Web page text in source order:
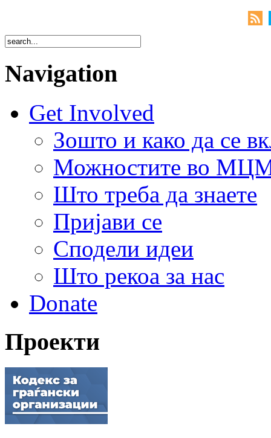
Navigation
Get Involved
Зошто и како да се
Можностите во
Што треба да знаете
Пријави се
Сподели идеи
Што рекоа за нас
Donate
Проекти